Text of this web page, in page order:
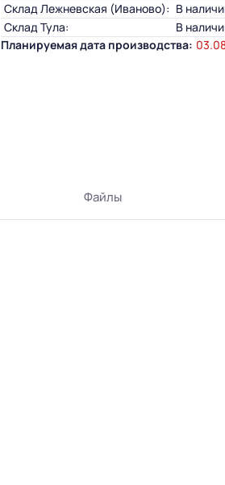
Склад Лежневская (Иваново): В
Склад Тула:
В
Планируемая дата производства:
Файлы